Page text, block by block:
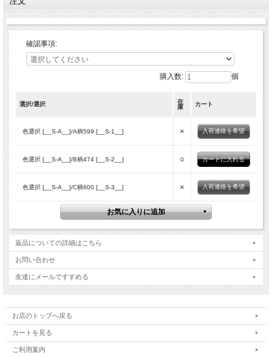
確認事項:
購入数: 個
選択/選択
在
庫
カート
色選択 [__S-A__]/A柄599 [__S-1__] × 入荷連絡を希望
色選択 [__S-A__]/B柄474 [__S-2__] ○
色選択 [__S-A__]/C柄600 [__S-3__] × 入荷連絡を希望
返品についての詳細はこちら
お問い合わせ
友達にメールですすめる
お店のトップへ戻る
カートを見る
ご利用案内